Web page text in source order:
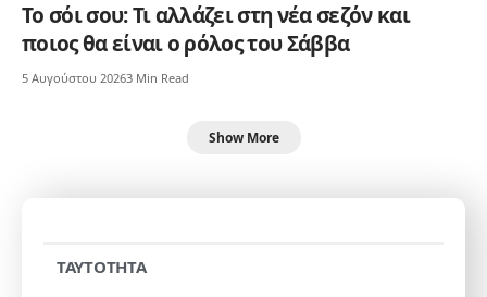
Το σόι σου: Τι αλλάζει στη νέα σεζόν και
ποιος θα είναι ο ρόλος του Σάββα
5 Αυγούστου 20263 Min Read
Show More
TAYTOTHTA